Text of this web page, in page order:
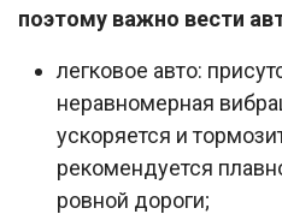
поэтому важно вести
легковое авто:
неравномерная
ускоряется и
рекомендуется
ровной дороги;